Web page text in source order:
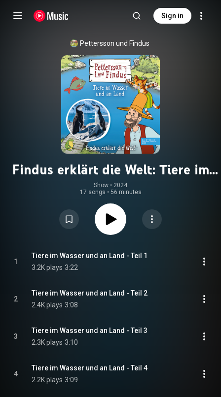
Sign in
Pettersson und Findus
Findus erklärt die Welt: Tiere im
Wasser und an Land
Show • 2024
17 songs • 56 minutes
1
Tiere im Wasser und an Land - Teil 1
3.2K plays 3:22
2
Tiere im Wasser und an Land - Teil 2
2.4K plays 3:08
3
Tiere im Wasser und an Land - Teil 3
2.3K plays 3:10
4
Tiere im Wasser und an Land - Teil 4
2.2K plays 3:09